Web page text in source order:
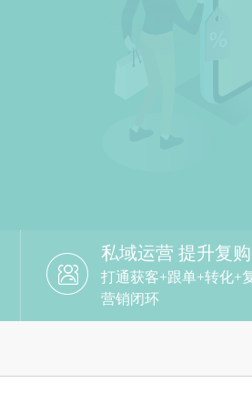
私域运营 提升复购
打通获客+跟单+转化+
营销闭环